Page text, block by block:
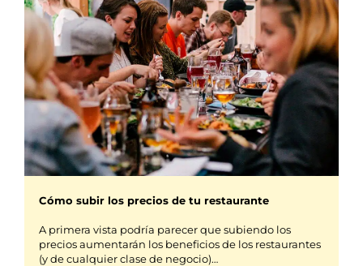
Cómo subir los precios de tu restaurante
A primera vista podría parecer que subiendo los
precios aumentarán los beneficios de los restaurantes
(y de cualquier clase de negocio)…